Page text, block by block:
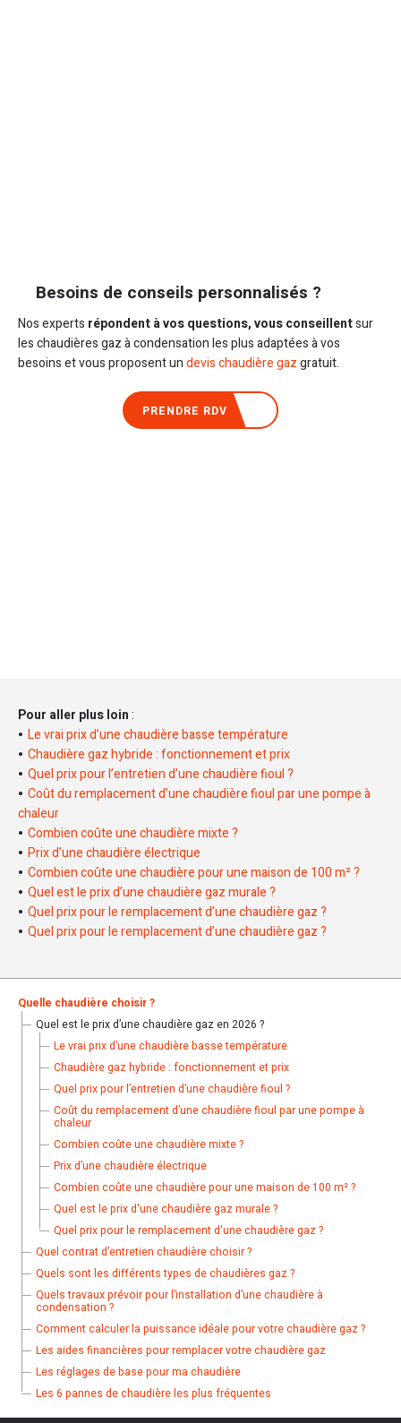
Besoins de conseils personnalisés ?
Nos experts répondent à vos questions, vous conseillentsur
les chaudières gaz à condensation les plus adaptées à vos
besoins et vous proposent undevis chaudière gazgratuit.
PRENDRE RDV
Pour aller plus loin:
Le vrai prix d’une chaudière basse température
Chaudière gaz hybride : fonctionnement et prix
Quel prix pour l’entretien d’une chaudière fioul ?
Coût du remplacement d’une chaudière fioul par une pompe à
chaleur
Combien coûte une chaudière mixte ?
Prix d’une chaudière électrique
Combien coûte une chaudière pour une maison de 100 m² ?
Quel est le prix d’une chaudière gaz murale ?
Quel prix pour le remplacement d’une chaudière gaz ?
Quel prix pour le remplacement d’une chaudière gaz ?
Quelle chaudière choisir ?
Quel est le prix d’une chaudière gaz en 2026 ?
Le vrai prix d’une chaudière basse température
Chaudière gaz hybride : fonctionnement et prix
Quel prix pour l’entretien d’une chaudière fioul ?
Coût du remplacement d’une chaudière fioul par une pompe à
chaleur
Combien coûte une chaudière mixte ?
Prix d’une chaudière électrique
Combien coûte une chaudière pour une maison de 100 m² ?
Quel est le prix d'une chaudière gaz murale ?
Quel prix pour le remplacement d'une chaudière gaz ?
Quel contrat d’entretien chaudière choisir ?
Quels sont les différents types de chaudières gaz ?
Quels travaux prévoir pour l’installation d’une chaudière à
condensation ?
Comment calculer la puissance idéale pour votre chaudière gaz ?
Les aides financières pour remplacer votre chaudière gaz
Les réglages de base pour ma chaudière
Les 6 pannes de chaudière les plus fréquentes